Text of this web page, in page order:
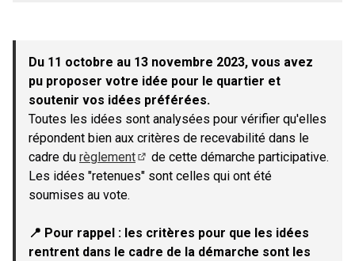
−
Du 11 octobre au 13 novembre 2023, vous avez
pu proposer votre idée pour le quartier et
soutenir vos idées préférées.
Toutes les idées sont analysées pour vérifier qu'elles
répondent bien aux critères de recevabilité dans le
cadre du règlement
(Lien externe)
de cette démarche participative.
Les idées "retenues" sont celles qui ont été
soumises au vote.
📍 Pour rappel : les critères pour que les idées
rentrent dans le cadre de la démarche sont les